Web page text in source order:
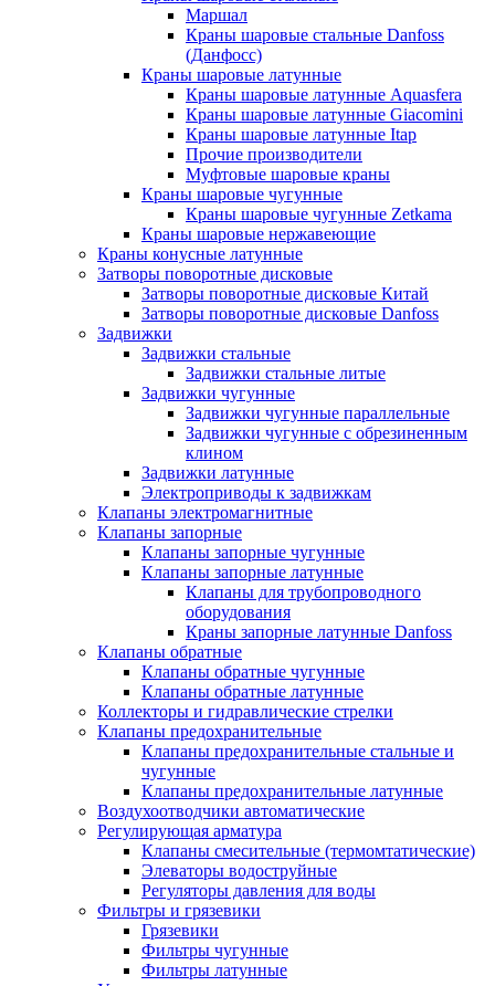
Маршал
Краны шаровые стальные Danfoss
(Данфосс)
Краны шаровые латунные
Краны шаровые латунные Aquasfera
Краны шаровые латунные Giacomini
Краны шаровые латунные Itap
Прочие производители
Муфтовые шаровые краны
Краны шаровые чугунные
Краны шаровые чугунные Zetkama
Краны шаровые нержавеющие
Краны конусные латунные
Затворы поворотные дисковые
Затворы поворотные дисковые Китай
Затворы поворотные дисковые Danfoss
Задвижки
Задвижки стальные
Задвижки стальные литые
Задвижки чугунные
Задвижки чугунные параллельные
Задвижки чугунные с обрезиненным
клином
Задвижки латунные
Электроприводы к задвижкам
Клапаны электромагнитные
Клапаны запорные
Клапаны запорные чугунные
Клапаны запорные латунные
Клапаны для трубопроводного
оборудования
Краны запорные латунные Danfoss
Клапаны обратные
Клапаны обратные чугунные
Клапаны обратные латунные
Коллекторы и гидравлические стрелки
Клапаны предохранительные
Клапаны предохранительные стальные и
чугунные
Клапаны предохранительные латунные
Воздухоотводчики автоматические
Регулирующая арматура
Клапаны смесительные (термомтатические)
Элеваторы водоструйные
Регуляторы давления для воды
Фильтры и грязевики
Грязевики
Фильтры чугунные
Фильтры латунные